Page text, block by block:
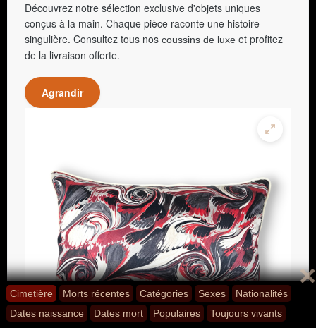
Cimetière Morts récentes Catégories Sexes
Nationalités
Dates naissance
Dates mort Populaires Toujours vivants
Découvrez notre sélection exclusive d'objets uniques
conçus à la main. Chaque pièce raconte une histoire
singulière. Consultez tous nos coussins de luxe et profitez
de la livraison offerte.
Agrandir